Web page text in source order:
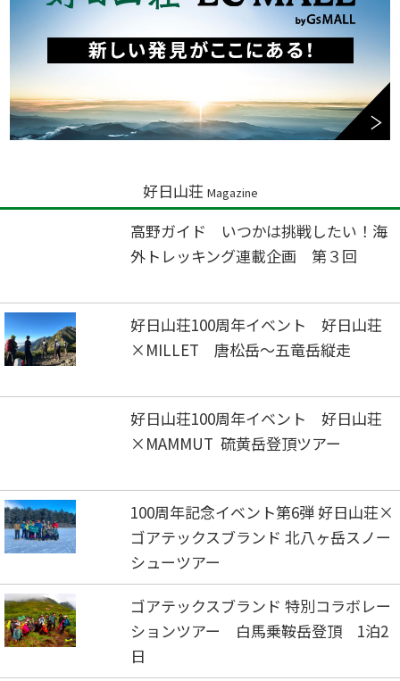
好日山荘 Magazine
高野ガイド いつかは挑戦したい！海
外トレッキング連載企画 第３回
好日山荘100周年イベント 好日山荘
×MILLET 唐松岳～五竜岳縦走
好日山荘100周年イベント 好日山荘
×MAMMUT 硫黄岳登頂ツアー
100周年記念イベント第6弾 好日山荘×
ゴアテックスブランド 北八ヶ岳スノー
シューツアー
ゴアテックスブランド 特別コラボレー
ションツアー 白馬乗鞍岳登頂 1泊2
日